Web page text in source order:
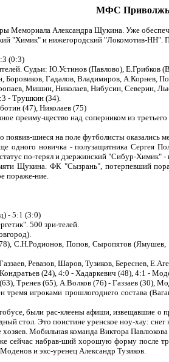
МФС
Мемориала Александра Щукина. Уже
"Химик" и нижегородский "Локомотив-НН".
(0:3)
Судьи: Ю.Устинов (Павлово), Е.Грибков
Боровиков, Гадалов, Владимиров, А.Корнев,
Мишин, Николаев, Нибусин, Северин,
- Трушкин (34).
(47), Николаев (75)
преиму-щество над соперником из
шиеся на поле футболисты оказались
одного новичка - полузащитника Сергея
по-терял и дзержинский "Сибур-Химик"
Щукина. ФК "Сызрань", потерпевший
пораже-ние.
- 5:1 (3:0)
500 зри-телей.
С.Н.Родионов, Попов, Сыропятов
Ревазов, Шаров, Тузиков, Береснев,
(24), 4:0 - Хадаркевич (48), 4:1 -
Тренев (65), А.Волков (76) - Газзаев (30),
тремя игроками прошлогоднего состава
были рас-клеены афиши, извещавшие о
стол. Это поистине уренское ноу-хау:
Мобильная команда Виктора
набрав-ший хорошую форму после
и экс-уренец Александр Тузиков.